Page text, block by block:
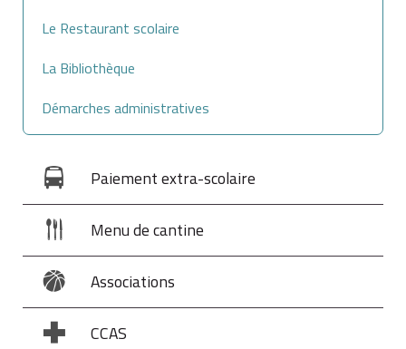
Le Restaurant scolaire
La Bibliothèque
Démarches administratives
Paiement extra-scolaire
Menu de cantine
Associations
CCAS